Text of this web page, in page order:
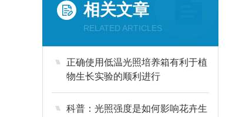
相关文章
RELATED ARTICLES
正确使用低温光照培养箱有利于植
物生长实验的顺利进行
科普：光照强度是如何影响花卉生